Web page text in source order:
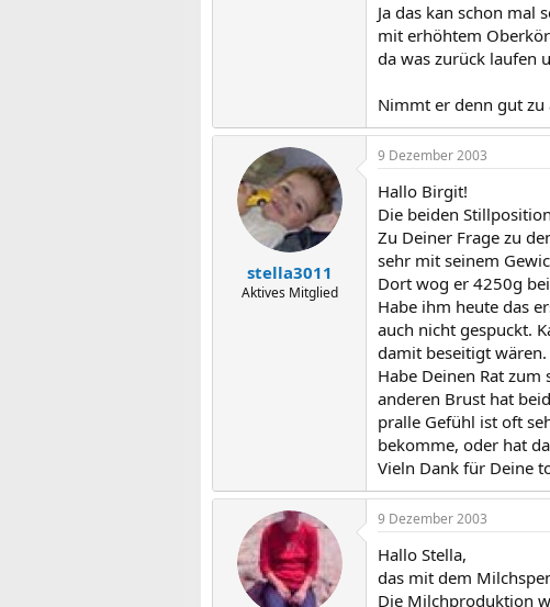
Ja das kan schon mal
mit erhöhtem
da was zurück laufen
Nimmt er denn gut zu
stella3011
Aktives Mitglied
9 Dezember 2003
Hallo Birgit!
Die beiden
Zu Deiner Frage zu
sehr mit seinem
Dort wog er 4250g
Habe ihm heute das
auch nicht gespuckt.
damit beseitigt wären.
Habe Deinen Rat
anderen Brust hat
pralle Gefühl ist oft
bekomme, oder hat
Vieln Dank für Deine
9 Dezember 2003
Hallo Stella,
das mit dem
Die Milchproduktion